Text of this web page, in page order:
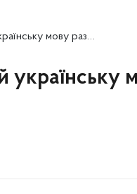
разом з Рухом «Єдині»
українську